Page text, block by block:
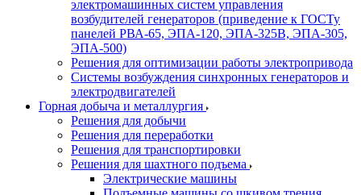
электромашинных систем управления
возбудителей генераторов (приведение к ГОСТу
панелей РВА-65, ЭПА-120, ЭПА-325В, ЭПА-305,
ЭПА-500)
Решения для оптимизации работы электропривода
Системы возбуждения синхронных генераторов и
электродвигателей
Горная добыча и металлургия
Решения для добычи
Решения для переработки
Решения для транспортировки
Решения для шахтного подъема
Электрические машины